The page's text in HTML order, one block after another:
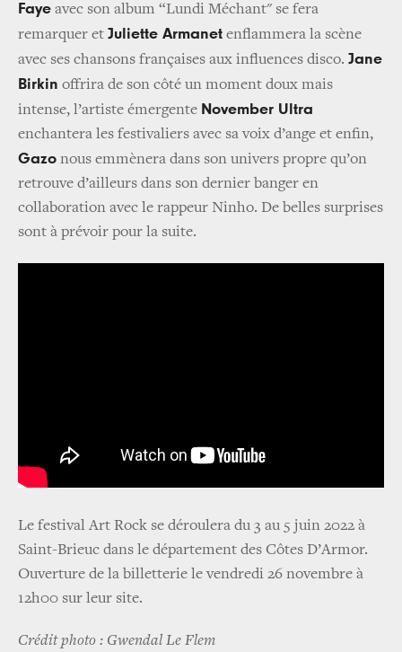
Faye avec son album “Lundi Méchant" se fera
remarquer et Juliette Armanet enflammera la scène
avec ses chansons françaises aux influences disco. Jane
Birkin offrira de son côté un moment doux mais
intense, l’artiste émergente November Ultra
enchantera les festivaliers avec sa voix d’ange et enfin,
Gazo nous emmènera dans son univers propre qu’on
retrouve d’ailleurs dans son dernier banger en
collaboration avec le rappeur Ninho. De belles surprises
sont à prévoir pour la suite.
Le festival Art Rock se déroulera du 3 au 5 juin 2022 à
Saint-Brieuc dans le département des Côtes D’Armor.
Ouverture de la billetterie le vendredi 26 novembre à
12h00 sur leur site.
Crédit photo : Gwendal Le Flem